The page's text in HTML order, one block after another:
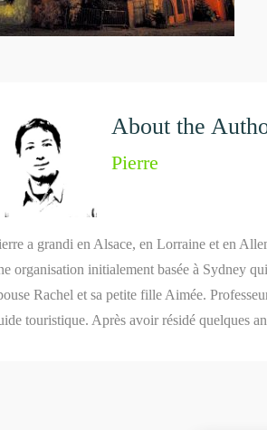
About the
Pierre
a grandi en Alsace, en Lorraine et en
organisation initialement basée à Sydney
Rachel et sa petite fille Aimée.
touristique. Après avoir résidé quelques